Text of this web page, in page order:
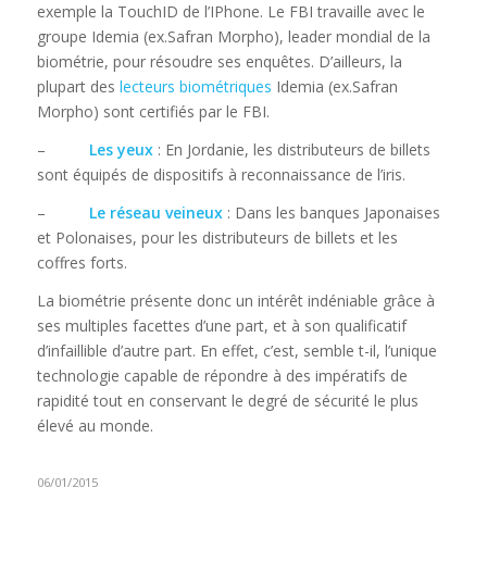
exemple la TouchID de l’IPhone. Le FBI travaille avec le
groupe Idemia (ex.Safran Morpho), leader mondial de la
biométrie, pour résoudre ses enquêtes. D’ailleurs, la
plupart des lecteurs biométriques Idemia (ex.Safran
Morpho) sont certifiés par le FBI.
– Les yeux: En Jordanie, les distributeurs de billets
sont équipés de dispositifs à reconnaissance de l’iris.
– Le réseau veineux: Dans les banques Japonaises
et Polonaises, pour les distributeurs de billets et les
coffres forts.
La biométrie présente donc un intérêt indéniable grâce à
ses multiples facettes d’une part, et à son qualificatif
d’infaillible d’autre part. En effet, c’est, semble t-il, l’unique
technologie capable de répondre à des impératifs de
rapidité tout en conservant le degré de sécurité le plus
élevé au monde.
06/01/2015